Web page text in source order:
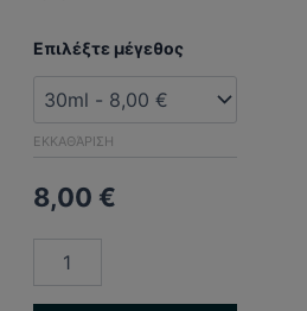
Επιλέξτε μέγεθος
ΕΚΚΑΘΆΡΙΣΗ
8,00 €
VANILLA
ΒΑΝΙΛΙΑ
ποσότητα